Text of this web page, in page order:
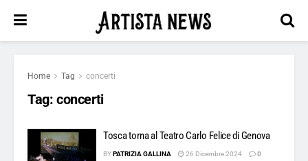
Home Tag concerti
Tag: concerti
Tosca torna al Teatro Carlo Felice di Genova
BYPATRIZIA GALLINA 26 Dicembre 2024 0